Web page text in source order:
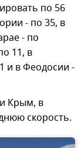
по 56
- по 35, в
- по
11, в
и в Феодосии -
Крым, в
скорость.